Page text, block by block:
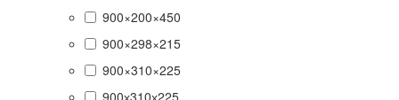
900×200×450
900×298×215
900×310×225
900х310х225